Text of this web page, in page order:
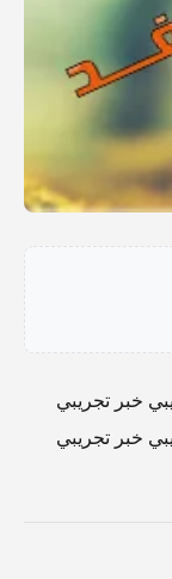
خبر تجريبي
خبر تجريبي